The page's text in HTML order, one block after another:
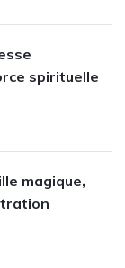
spirituelle
magique,